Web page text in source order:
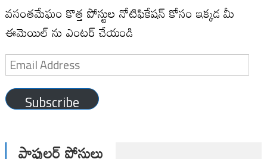
వసంతమేఘం కొత్త పోస్టుల నోటిఫికేషన్ కోసం ఇక్కడ మీ
ఈమెయిల్ ను ఎంటర్ చేయండి
Email
Address
Subscribe
పాపులర్ పోస్టులు